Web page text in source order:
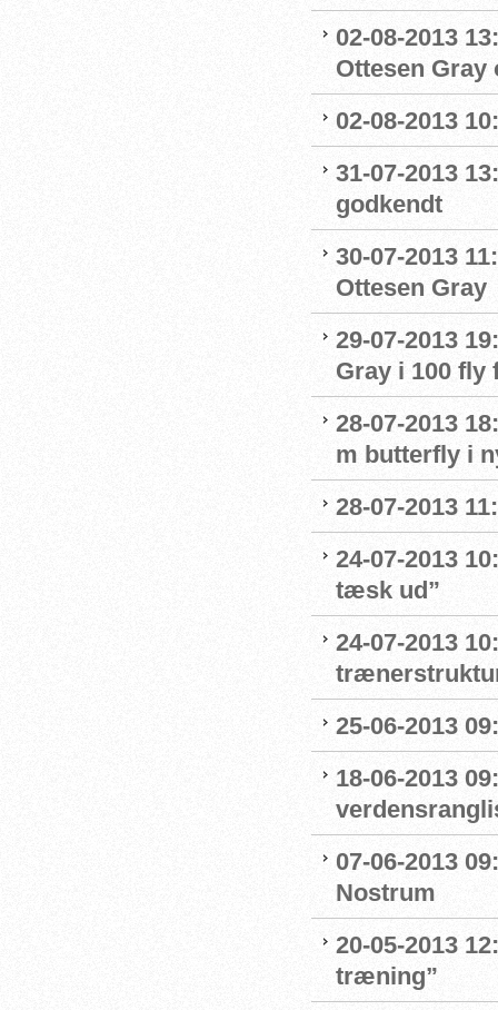
02-08-2013
Ottesen Gray
02-08-2013
31-07-2013
godkendt
30-07-2013
Ottesen Gray
29-07-2013
Gray i 100 fly
28-07-2013
m butterfly i
28-07-2013
24-07-2013
tæsk ud”
24-07-2013
25-06-2013
18-06-2013
07-06-2013
Nostrum
20-05-2013
træning”